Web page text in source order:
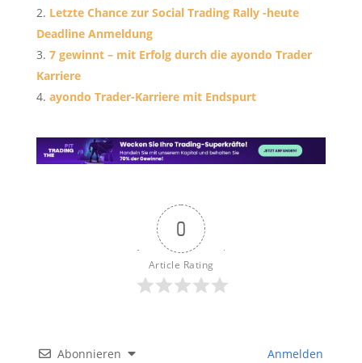
Letzte Chance zur Social Trading Rally -heute
Deadline Anmeldung
7 gewinnt – mit Erfolg durch die ayondo Trader
Karriere
ayondo Trader-Karriere mit Endspurt
0
Article Rating
Abonnieren Anmelden